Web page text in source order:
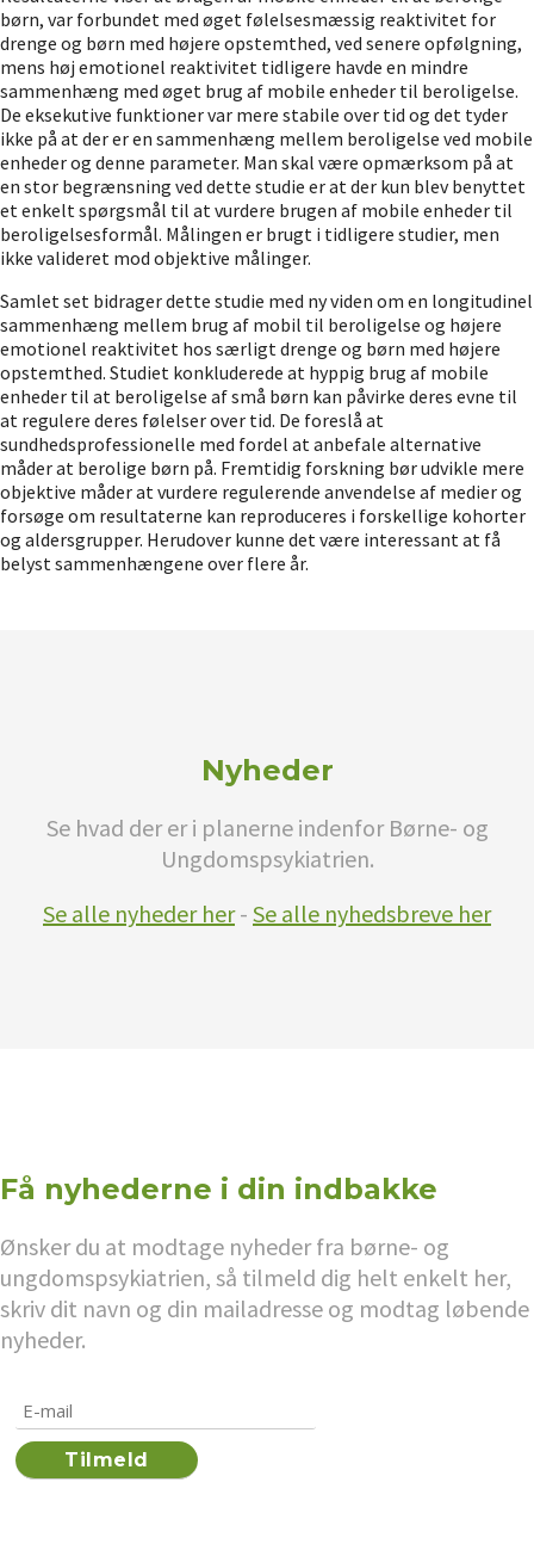
børn, var forbundet med øget følelsesmæssig reaktivitet for
drenge og børn med højere opstemthed, ved senere opfølgning,
mens høj emotionel reaktivitet tidligere havde en mindre
sammenhæng med øget brug af mobile enheder til beroligelse.
De eksekutive funktioner var mere stabile over tid og det tyder
ikke på at der er en sammenhæng mellem beroligelse ved mobile
enheder og denne parameter. Man skal være opmærksom på at
en stor begrænsning ved dette studie er at der kun blev benyttet
et enkelt spørgsmål til at vurdere brugen af mobile enheder til
beroligelsesformål. Målingen er brugt i tidligere studier, men
ikke valideret mod objektive målinger.
Samlet set bidrager dette studie med ny viden om en longitudinel
sammenhæng mellem brug af mobil til beroligelse og højere
emotionel reaktivitet hos særligt drenge og børn med højere
opstemthed. Studiet konkluderede at hyppig brug af mobile
enheder til at beroligelse af små børn kan påvirke deres evne til
at regulere deres følelser over tid. De foreslå at
sundhedsprofessionelle med fordel at anbefale alternative
måder at berolige børn på. Fremtidig forskning bør udvikle mere
objektive måder at vurdere regulerende anvendelse af medier og
forsøge om resultaterne kan reproduceres i forskellige kohorter
og aldersgrupper. Herudover kunne det være interessant at få
belyst sammenhængene over flere år.
Nyheder
Se hvad der er i planerne indenfor Børne- og
Ungdomspsykiatrien.
Se alle nyheder her- Se alle nyhedsbreve her
Få nyhederne i din indbakke
Ønsker du at modtage nyheder fra børne- og
ungdomspsykiatrien, så tilmeld dig helt enkelt her,
skriv dit navn og din mailadresse og modtag løbende
nyheder.